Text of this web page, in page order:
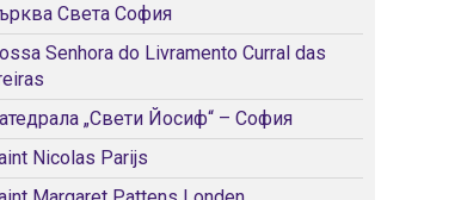
Света София
Senhora do Livramento Curral das
„Свети Йосиф“ – София
Nicolas Parijs